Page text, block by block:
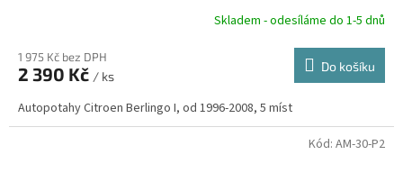
R
Skladem - odesíláme do 1-5 dnů
1 975 Kč bez DPH
2 390 Kč / ks
Do košíku
Autopotahy Citroen Berlingo I, od 1996-2008, 5 míst
Kód: AM-30-P2